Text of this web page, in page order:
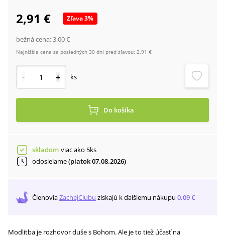
2,91 € Zľava3%
bežná cena:3,00 €
Najnižšia cena za posledných 30 dní pred zľavou: 2,91 €
- + ks
Do košíka
skladom viac ako 5ks
odosielame(piatok 07.08.2026)
ČlenoviaZachejClubu získajú k ďalšiemu nákupu 0,09 €
Modlitba je rozhovor duše s Bohom. Ale je to tiež účasť na